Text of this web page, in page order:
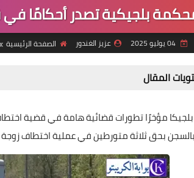
بلجيكية تصدر أحكامًا
04 يوليو 2025 عزيز الغندور الصفحة الرئيسية
المقال
مؤخرًا تطورات قضائية هامة في قضية
بحق ثلاثة متورطين في عملية اختطاف